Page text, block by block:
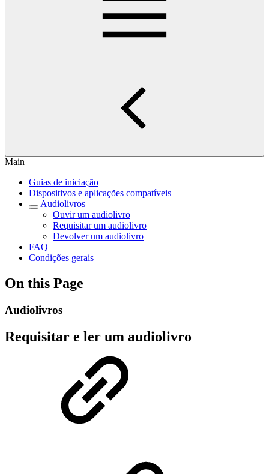
Main
Guias de iniciação
Dispositivos e aplicações compatíveis
Audiolivros
Ouvir um audiolivro
Requisitar um audiolivro
Devolver um audiolivro
FAQ
Condições gerais
On this Page
Audiolivros
Requisitar e ler um audiolivro